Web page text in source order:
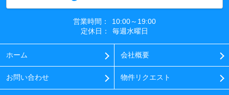
営業時間：
10:00～19:00
定休日：
毎週水曜日
ホーム 会社概要
お問い合わせ 物件リクエスト